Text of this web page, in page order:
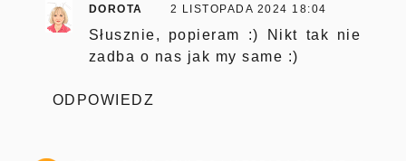
DOROTA 2 LISTOPADA 2024 18:04
Słusznie, popieram :) Nikt tak nie
zadba o nas jak my same :)
ODPOWIEDZ